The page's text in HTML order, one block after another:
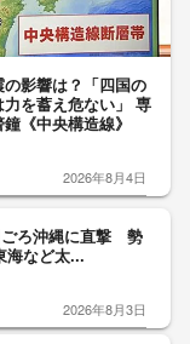
の影響は？「四国の
力を蓄え危ない」 専
《中央構造線》
2026年8月4日
ごろ沖縄に直撃 勢
海など太...
2026年8月3日